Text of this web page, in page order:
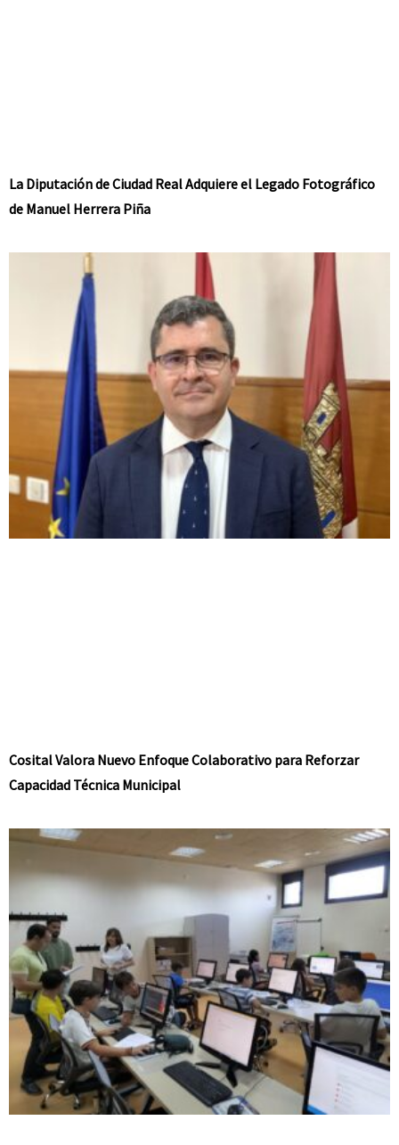
La Diputación de Ciudad Real Adquiere el Legado Fotográfico
de Manuel Herrera Piña
Cosital Valora Nuevo Enfoque Colaborativo para Reforzar
Capacidad Técnica Municipal